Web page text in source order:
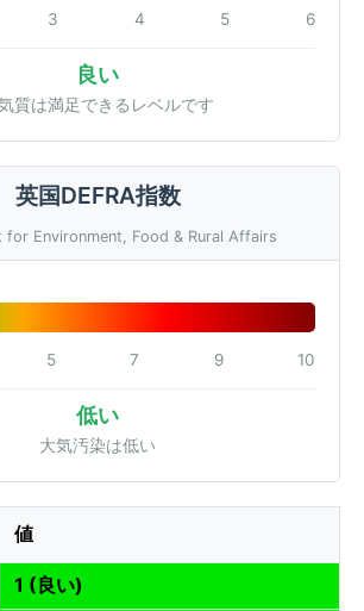
3 4 5 6
良い
質は満足できるレベルです
英国DEFRA指数
for Environment, Food & Rural Affairs
5 7 9 10
低い
大気汚染は低い
値
1 (良い)